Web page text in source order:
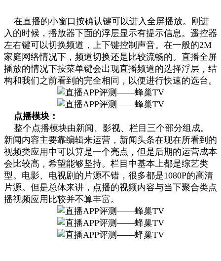
在直播的小窗口按确认键可以进入全屏播放。刚进
入的时候，播放器下面的浮层显示有提示信息。遥控器
左右键可以切换频道，上下键控制声音。在一般的2M
家庭网络情况下，频道切换还是比较流畅的。直播全屏
播放的情况下按菜单键会出现直播频道的选择浮层，结
构和我们之前看到的完全相同，以便进行快速的选台。
点播模块：
整个点播模块由新闻、影视、栏目三个部分组成。
新闻内容主要靠编辑来运营，新闻头条在现在所看到的
视频类应用中可以算是一个亮点，但是后期的运营成本
会比较高，希望能够坚持。栏目中基本上都是综艺类
型。电影、电视剧的片源不错，很多都是1080P的高清
片源。但是总体来讲，点播的视频内容与当下聚合类点
播视频应用比较并不算丰富。